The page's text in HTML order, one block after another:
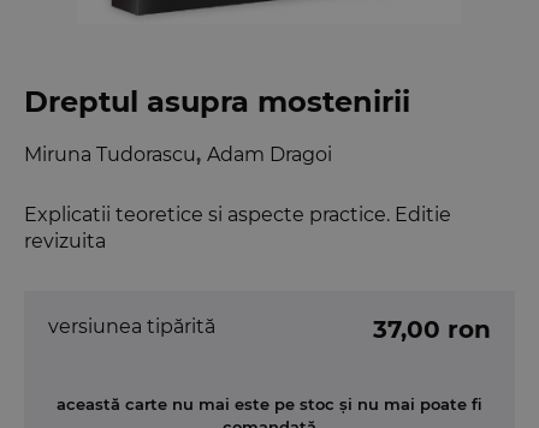
Dreptul asupra mostenirii
Explicatii teoretice si aspecte practice. Editie
revizuita
Miruna Tudorascu, Adam Dragoi
versiunea tipărită 37,00 ron
această carte nu mai este pe stoc și nu mai poate fi